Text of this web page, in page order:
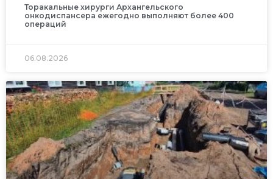
Торакальные хирурги Архангельского
онкодиспансера ежегодно выполняют более 400
операций
06.08.2026